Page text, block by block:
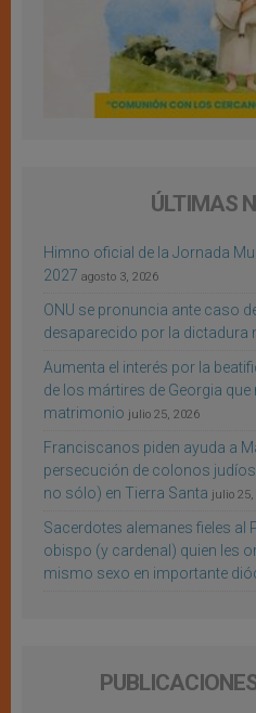
ÚLTIMAS
Himno oficial de la Jornada
2027 agosto 3, 2026
ONU se pronuncia ante caso
desaparecido por la dictadura
Aumenta el interés por la
de los mártires de Georgia
matrimonio julio 25, 2026
Franciscanos piden ayuda a
persecución de colonos
no sólo) en Tierra Santa julio 25,
Sacerdotes alemanes fieles al
obispo (y cardenal) quien les
mismo sexo en importante